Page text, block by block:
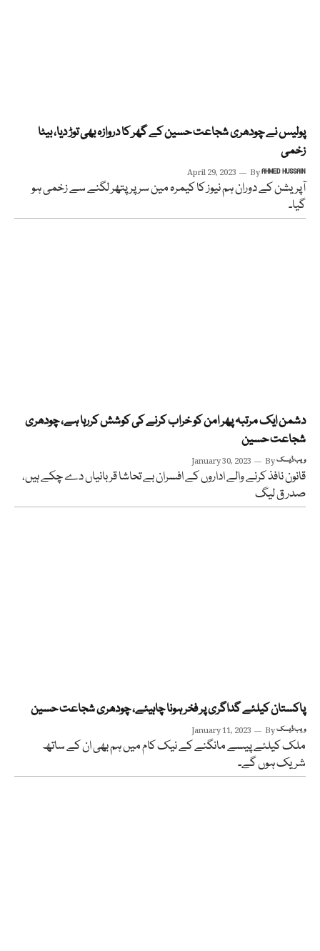
پولیس نے چودھری شجاعت حسین کے گھر کا دروازہ بھی توڑ دیا، بیٹا
زخمی
April 29, 2023 ByAHMED HUSSAIN
آپریشن کے دوران ہم نیوز کا کیمرہ مین سر پر پتھر لگنے سے زخمی ہو
گیا۔
دشمن ایک مرتبہ پھر امن کو خراب کرنے کی کوشش کررہا ہے، چودھری
شجاعت حسین
January 30, 2023 Byویب ڈیسک
قانون نافذ کرنے والے اداروں کے افسران بے تحاشا قربانیاں دے چکے ہیں،
صدر ق لیگ
پاکستان کیلئے گداگری پر فخر ہونا چاہیئے، چودھری شجاعت حسین
January 11, 2023 Byویب ڈیسک
ملک کیلئے پیسے مانگنے کے نیک کام میں ہم بھی ان کے ساتھ
شریک ہوں گے۔